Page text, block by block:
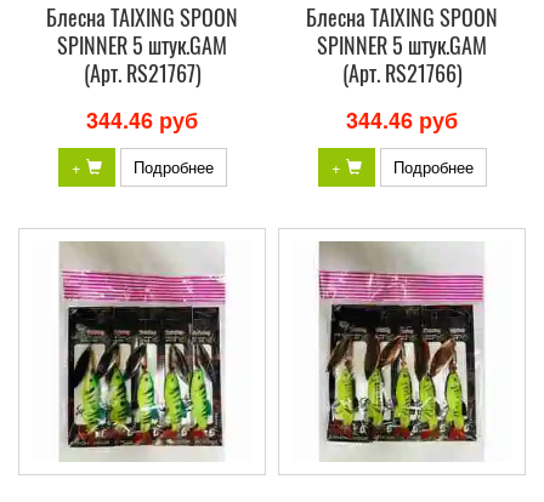
Блесна TAIXING SPOON
SPINNER 5 штук.GAM
(Арт. RS21767)
344.46 руб
+ Подробнее
Блесна TAIXING SPOON
SPINNER 5 штук.GAM
(Арт. RS21766)
344.46 руб
+ Подробнее